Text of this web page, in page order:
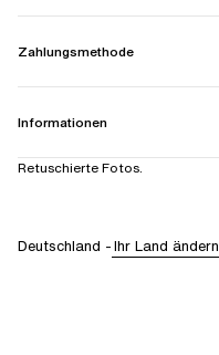
Zahlungsmethode
Informationen
Retuschierte Fotos.
Deutschland -Ihr Land ändern